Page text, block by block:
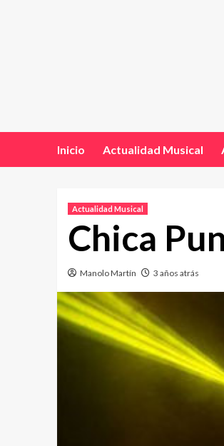
Inicio Actualidad Musical
Actualidad Musical
Chica
Manolo Martín 3 años atrás